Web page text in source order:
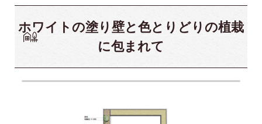
ホワイトの塗り壁と色とりどりの植栽
に包まれて